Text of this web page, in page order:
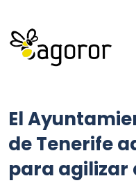
El
de Tenerife
para agilizar